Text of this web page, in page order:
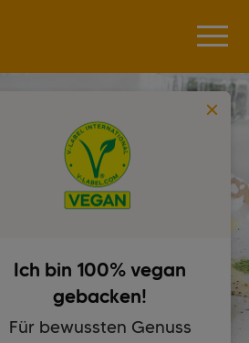
Ich bin 100% vegan
gebacken!
Für bewussten Genuss